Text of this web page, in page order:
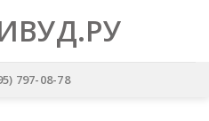
797-08-78